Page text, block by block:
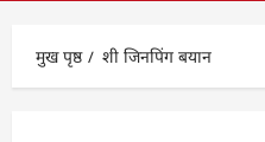
मुख पृष्ठ
शी जिनपिंग बयान